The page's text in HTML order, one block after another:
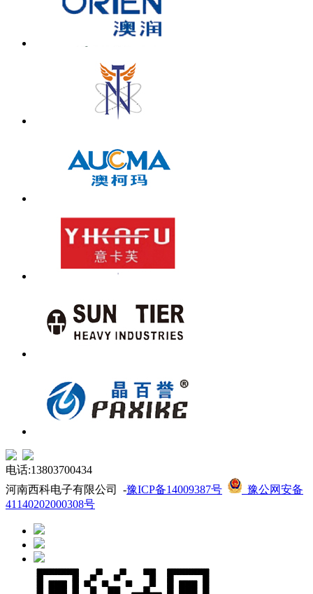
电话:13803700434
河南西科电子有限公司 -豫ICP备14009387号
豫公网安备
41140202000308号